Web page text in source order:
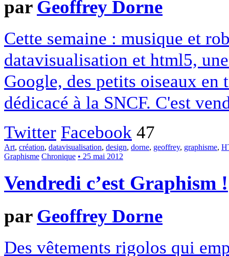
par Geoffrey Dorne
Cette semaine : musique et
datavisualisation et html5,
Google, des petits oiseaux en
dédicacé à la SNCF. C'est
Twitter Facebook 47
Art, création, datavisualisation, design, dorne, geoffrey, graphisme,
Graphisme Chronique • 25 mai 2012
Vendredi c’est Graphism !
par Geoffrey Dorne
Des vêtements rigolos qui